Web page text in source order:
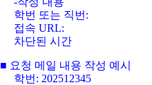
학번 또는 직번:
접속 URL:
차단된 시간
■ 요청 메일 내용 작성 예시
학번: 202512345